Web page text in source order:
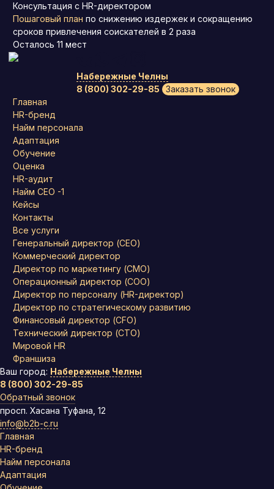
Консультация с HR-директором
Пошаговый план по снижению издержек и сокращению
сроков привлечения соискателей в 2 раза
Осталось 11 мест
Набережные Челны
8 (800) 302-29-85
Заказать звонок
Главная
HR-бренд
Найм персонала
Адаптация
Обучение
Оценка
HR-аудит
Найм СЕО -1
Кейсы
Контакты
Все услуги
Генеральный директор (CEO)
Коммерческий директор
Директор по маркетингу (CMO)
Операционный директор (COO)
Директор по персоналу (HR-директор)
Директор по стратегическому развитию
Финансовый директор (CFO)
Технический директор (CTO)
Мировой HR
Франшиза
Ваш город: Набережные Челны
8 (800) 302-29-85
Обратный звонок
просп. Хасана Туфана, 12
info@b2b-c.ru
Главная
HR-бренд
Найм персонала
Адаптация